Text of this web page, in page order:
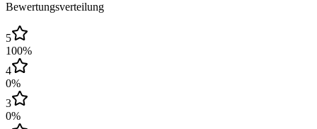
Bewertungsverteilung
5
100%
4
0%
3
0%